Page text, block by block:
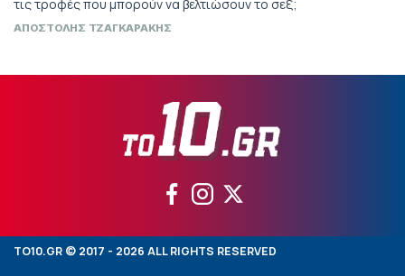
τις τροφές που μπορούν να βελτιώσουν το σεξ;
ΑΠΟΣΤΟΛΗΣ ΤΖΑΓΚΑΡΑΚΗΣ
TO10.GR © 2017 - 2026 ALL RIGHTS RESERVED